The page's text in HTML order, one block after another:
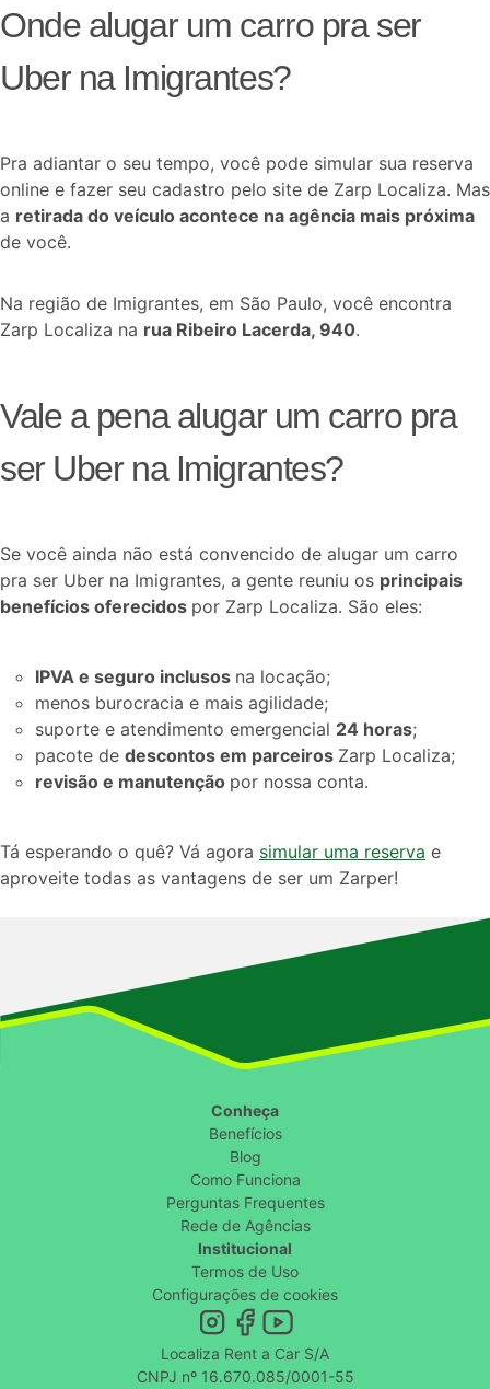
Onde alugar um carro pra ser
Uber na Imigrantes?
Pra adiantar o seu tempo, você pode simular sua reserva
online e fazer seu cadastro pelo site de Zarp Localiza. Mas
a retirada do veículo acontece na agência mais próxima
de você.
Na região de Imigrantes, em São Paulo, você encontra
Zarp Localiza na rua Ribeiro Lacerda, 940.
Vale a pena alugar um carro pra
ser Uber na Imigrantes?
Se você ainda não está convencido de alugar um carro
pra ser Uber na Imigrantes, a gente reuniu os principais
benefícios oferecidos por Zarp Localiza. São eles:
IPVA e seguro inclusos na locação;
menos burocracia e mais agilidade;
suporte e atendimento emergencial 24 horas;
pacote de descontos em parceiros Zarp Localiza;
revisão e manutenção por nossa conta.
Tá esperando o quê? Vá agora simular uma reserva e
aproveite todas as vantagens de ser um Zarper!
Conheça
Benefícios
Blog
Como Funciona
Perguntas Frequentes
Rede de Agências
Institucional
Termos de Uso
Configurações de cookies
Localiza Rent a Car S/A
CNPJ nº 16.670.085/0001-55